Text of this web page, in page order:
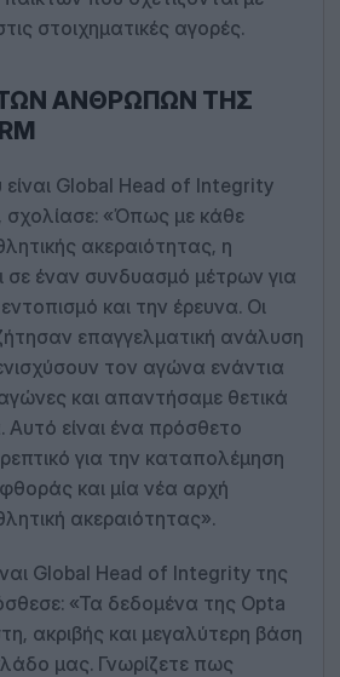
στοιχηματικές αγορές.
ΤΩΝ ΑΝΘΡΏΠΩΝ ΤΗΣ
είναι Global Head of Integrity
«Όπως με κάθε
ακεραιότητας, η
σε έναν συνδυασμό μέτρων για
και την έρευνα. Οι
επαγγελματική ανάλυση
τον αγώνα ενάντια
και απαντήσαμε θετικά
Αυτό είναι ένα πρόσθετο
για την καταπολέμηση
και μία νέα αρχή
ακεραιότητας».
Global Head of Integrity της
«Τα δεδομένα της Opta
ακριβής και μεγαλύτερη βάση
μας. Γνωρίζετε πως